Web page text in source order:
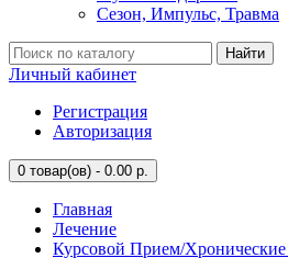
Сезон, Импульс, Травма
Найти
Личный кабинет
Регистрация
Авторизация
0 товар(ов) - 0.00 р.
Главная
Лечение
Курсовой Прием/Хронические